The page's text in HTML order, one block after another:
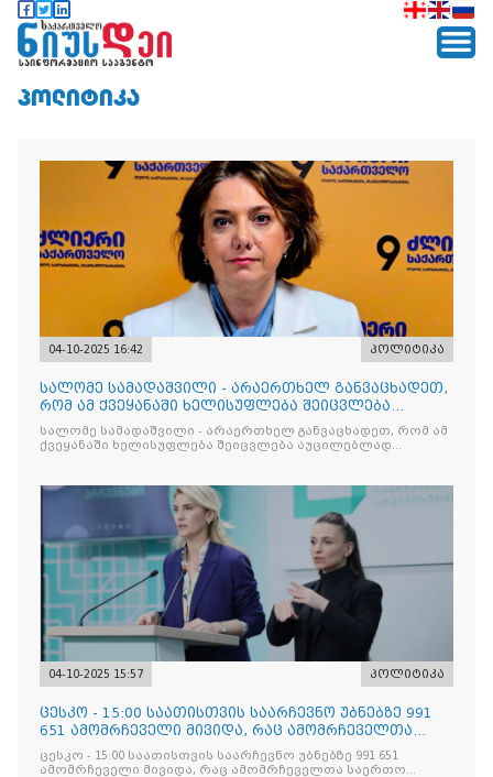
ᲞᲝᲚᲘᲢᲘᲙᲐ
04-10-2025 16:42 პოლიტიკა
სალომე სამადაშვილი - არაერთხელ განვაცხადეთ,
რომ ამ ქვეყანაში ხელისუფლება შეიცვლება
აუცილებლად არჩევნების გზით
სალომე სამადაშვილი - არაერთხელ განვაცხადეთ, რომ ამ
ქვეყანაში ხელისუფლება შეიცვლება აუცილებლად
04-10-2025 15:57 პოლიტიკა
ცესკო - 15:00 საათისთვის საარჩევნო უბნებზე 991
651 ამომრჩეველი მივიდა, რაც ამომრჩეველთა
საერთო რაოდენობის 28.22%-ია
ცესკო - 15:00 საათისთვის საარჩევნო უბნებზე 991 651
ამომრჩეველი მივიდა, რაც ამომრჩეველთა საერთო